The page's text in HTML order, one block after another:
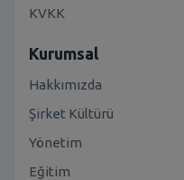
KVKK
Kurumsal
Hakkımızda
Şirket Kültürü
Yönetim
Eğitim